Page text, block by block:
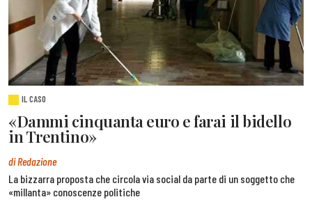
IL CASO
«Dammi cinquanta euro e farai il bidello
in Trentino»
di Redazione
La bizzarra proposta che circola via social da parte di un soggetto che
«millanta» conoscenze politiche